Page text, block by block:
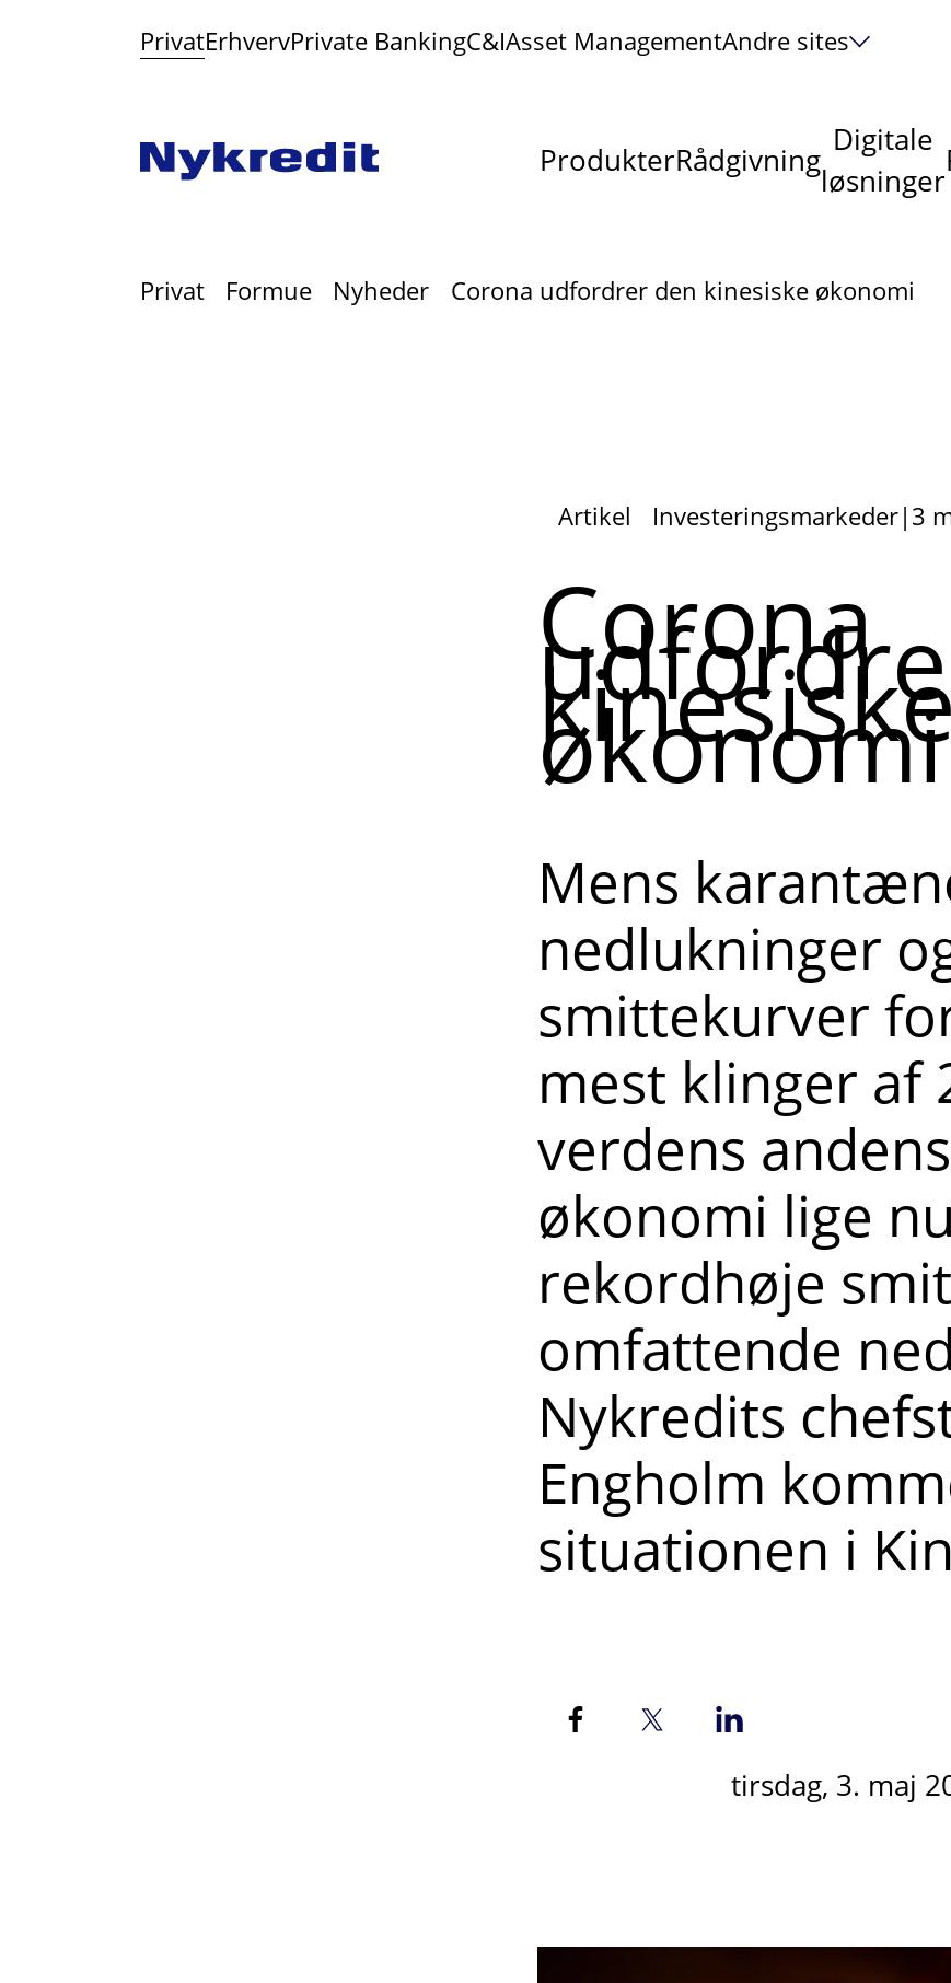
PrivatErhvervPrivate BankingC&IAsset ManagementAndre sites
ProdukterRådgivning
Digitale
løsninger
Privat Formue Nyheder Corona udfordrer den kinesiske økonomi
Artikel Investeringsmarkeder|3
Corona
økonomi
Mens
nedlukninger
smittekurver
mest klinger af
verdens
økonomi lige
rekordhøje
omfattende
Nykredits
Engholm
situationen i
tirsdag, 3. maj